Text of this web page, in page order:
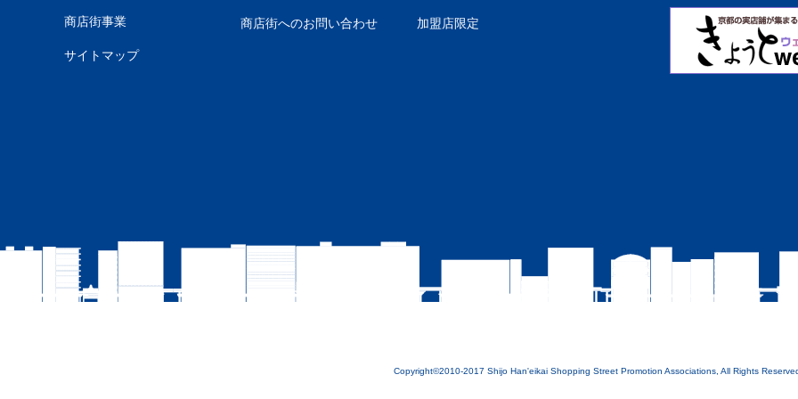
商店街事業
サイトマップ
商店街へのお問い合わせ 加盟店限定
Copyright©2010-2017 Shijo Han'eikai Shopping Street Promotion Associations, All Rights